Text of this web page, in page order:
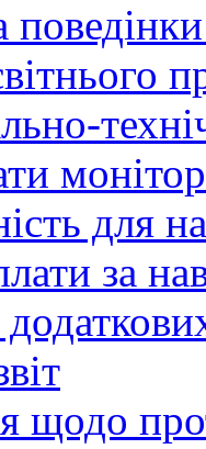
для
за
щодо